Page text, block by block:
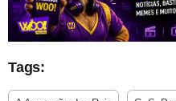
Tags: